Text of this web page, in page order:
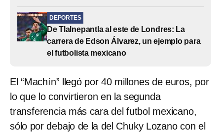
DEPORTES
De Tlalnepantla al este de Londres: La
carrera de Edson Álvarez, un ejemplo para
el futbolista mexicano
El “Machín” llegó por 40 millones de euros, por
lo que lo convirtieron en la segunda
transferencia más cara del futbol mexicano,
sólo por debajo de la del Chuky Lozano con el